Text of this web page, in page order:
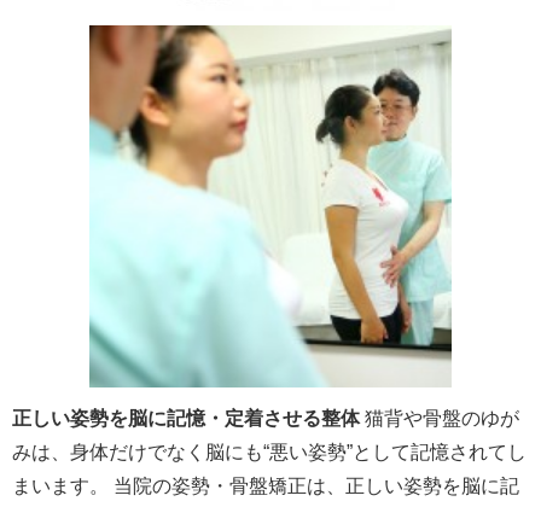
正しい姿勢を脳に記憶・定着させる整体猫背や骨盤のゆが
みは、身体だけでなく脳にも“悪い姿勢”として記憶されてし
まいます。 当院の姿勢・骨盤矯正は、正しい姿勢を脳に記